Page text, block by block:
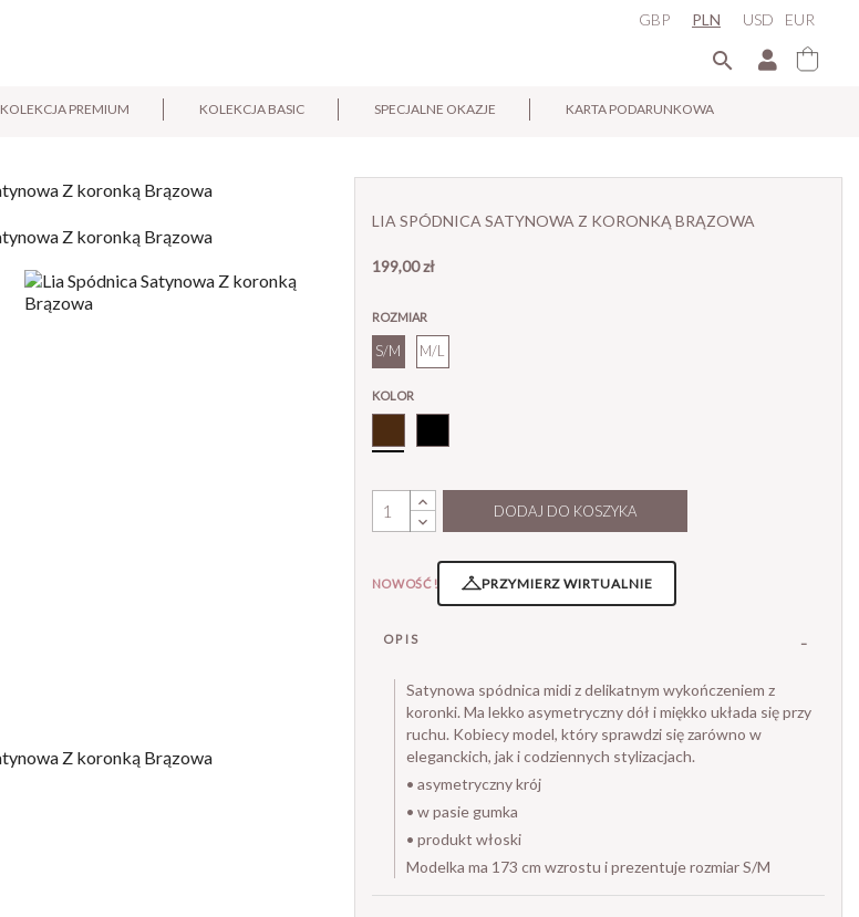
EUR
GBP PLN USD

KOLEKCJA PREMIUM KOLEKCJA BASIC SPECJALNE OKAZJE KARTA PODARUNKOWA
LIA SPÓDNICA SATYNOWA Z KORONKĄ BRĄZOWA
199,00 zł
ROZMIAR
S/M M/L
KOLOR
DODAJ DO KOSZYKA
NOWOŚĆ! PRZYMIERZ WIRTUALNIE
OPIS
Satynowa spódnica midi z delikatnym wykończeniem z
koronki. Ma lekko asymetryczny dół i miękko układa się przy
ruchu. Kobiecy model, który sprawdzi się zarówno w
eleganckich, jak i codziennych stylizacjach.
• asymetryczny krój
• w pasie gumka
• produkt włoski
Modelka ma 173 cm wzrostu i prezentuje rozmiar S/M
×